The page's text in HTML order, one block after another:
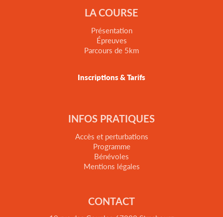
LA COURSE
Présentation
Épreuves
Parcours de 5km
Inscriptions & Tarifs
INFOS PRATIQUES
Accès et perturbations
Programme
Bénévoles
Mentions légales
CONTACT